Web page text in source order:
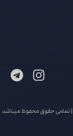
| تمامی حقوق محفوظ میباشد